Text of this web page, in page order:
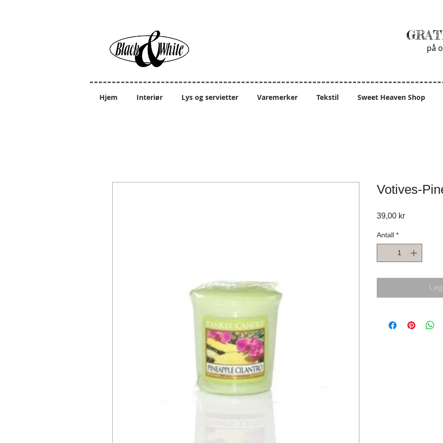
på
Hjem Interiør Lys og servietter Varemerker Tekstil Sweet Heaven Shop
Votives-
39,00 krPris
Antall *